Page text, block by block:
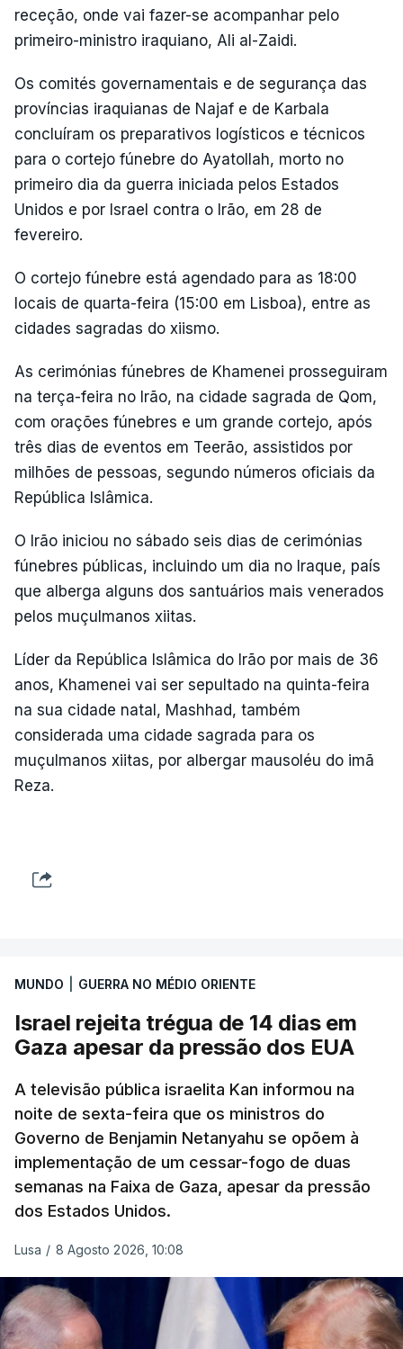
receção, onde vai fazer-se acompanhar pelo
primeiro-ministro iraquiano, Ali al-Zaidi.
Os comités governamentais e de segurança das
províncias iraquianas de Najaf e de Karbala
concluíram os preparativos logísticos e técnicos
para o cortejo fúnebre do Ayatollah, morto no
primeiro dia da guerra iniciada pelos Estados
Unidos e por Israel contra o Irão, em 28 de
fevereiro.
O cortejo fúnebre está agendado para as 18:00
locais de quarta-feira (15:00 em Lisboa), entre as
cidades sagradas do xiismo.
As cerimónias fúnebres de Khamenei prosseguiram
na terça-feira no Irão, na cidade sagrada de Qom,
com orações fúnebres e um grande cortejo, após
três dias de eventos em Teerão, assistidos por
milhões de pessoas, segundo números oficiais da
República Islâmica.
O Irão iniciou no sábado seis dias de cerimónias
fúnebres públicas, incluindo um dia no Iraque, país
que alberga alguns dos santuários mais venerados
pelos muçulmanos xiitas.
Líder da República Islâmica do Irão por mais de 36
anos, Khamenei vai ser sepultado na quinta-feira
na sua cidade natal, Mashhad, também
considerada uma cidade sagrada para os
muçulmanos xiitas, por albergar mausoléu do imã
Reza.
MUNDO GUERRA NO MÉDIO ORIENTE
Israel rejeita trégua de 14 dias em
Gaza apesar da pressão dos EUA
A televisão pública israelita Kan informou na
noite de sexta-feira que os ministros do
Governo de Benjamin Netanyahu se opõem à
implementação de um cessar-fogo de duas
semanas na Faixa de Gaza, apesar da pressão
dos Estados Unidos.
Lusa / 8 Agosto 2026, 10:08